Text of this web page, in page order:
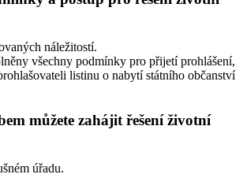
náležitostí.
všechny podmínky pro přijetí prohlášení,
listinu o nabytí státního občanství
můžete zahájit řešení životní
úřadu.